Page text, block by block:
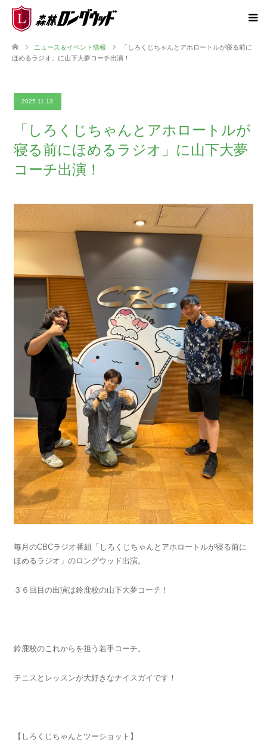
ニュース＆イベント情報
「しろくじちゃんとアホロートルが寝る前に
ほめるラジオ」に山下大夢コーチ出演！
2025.11.13
「しろくじちゃんとアホロートルが
寝る前にほめるラジオ」に山下大夢
コーチ出演！
毎月のCBCラジオ番組「しろくじちゃんとアホロートルが寝る前に
ほめるラジオ」のロングウッド出演。
３６回目の出演は鈴鹿校の山下大夢コーチ！
鈴鹿校のこれからを担う若手コーチ。
テニスとレッスンが大好きなナイスガイです！
【しろくじちゃんとツーショット】